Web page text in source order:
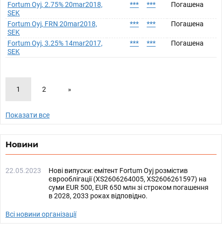
Fortum Oyj, 2.75% 20mar2018,
SEK
*** *** Погашена
Fortum Oyj, FRN 20mar2018,
SEK
*** *** Погашена
Fortum Oyj, 3.25% 14mar2017,
SEK
*** *** Погашена
1 2 »
Показати все
Новини
22.05.2023
Нові випуски: емітент Fortum Oyj розмістив
єврооблігації (XS2606264005, XS2606261597) на
суми EUR 500, EUR 650 млн зі строком погашення
в 2028, 2033 роках відповідно.
Всі новини організації